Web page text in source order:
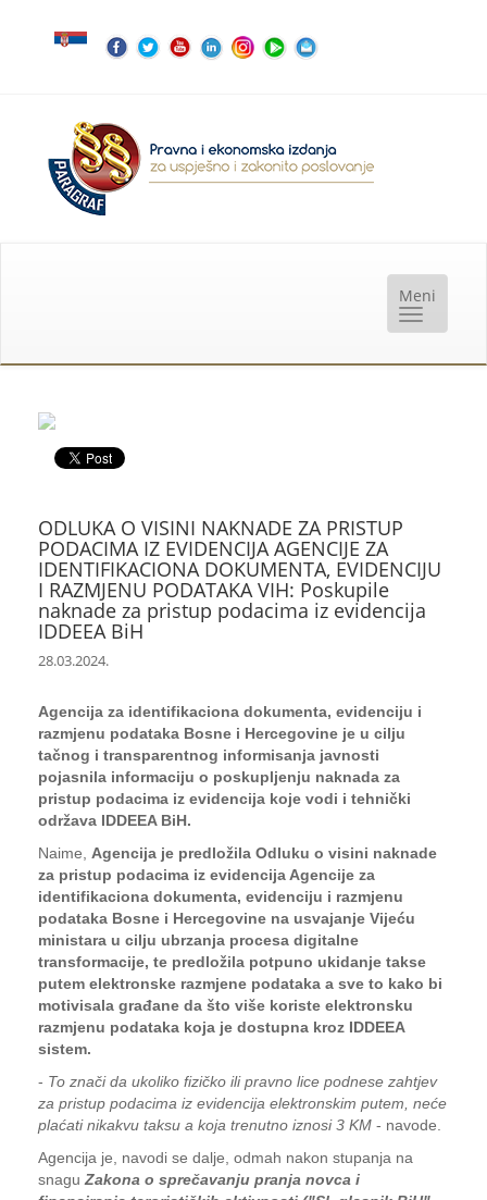
ODLUKA O VISINI NAKNADE ZA PRISTUP
PODACIMA IZ EVIDENCIJA AGENCIJE ZA
IDENTIFIKACIONA DOKUMENTA, EVIDENCIJU
I RAZMJENU PODATAKA VIH: Poskupile
naknade za pristup podacima iz evidencija
IDDEEA BiH
28.03.2024.
Agencija za identifikaciona dokumenta, evidenciju i
razmjenu podataka Bosne i Hercegovine je u cilju
tačnog i transparentnog informisanja javnosti
pojasnila informaciju o poskupljenju naknada za
pristup podacima iz evidencija koje vodi i tehnički
održava IDDEEA BiH.
Naime, Agencija je predložila Odluku o visini naknade
za pristup podacima iz evidencija Agencije za
identifikaciona dokumenta, evidenciju i razmjenu
podataka Bosne i Hercegovine na usvajanje Vijeću
ministara u cilju ubrzanja procesa digitalne
transformacije, te predložila potpuno ukidanje takse
putem elektronske razmjene podataka a sve to kako bi
motivisala građane da što više koriste elektronsku
razmjenu podataka koja je dostupna kroz IDDEEA
sistem.
- To znači da ukoliko fizičko ili pravno lice podnese zahtjev
za pristup podacima iz evidencija elektronskim putem, neće
plaćati nikakvu taksu a koja trenutno iznosi 3 KM - navode.
Agencija je, navodi se dalje, odmah nakon stupanja na
snagu Zakona o sprečavanju pranja novca i